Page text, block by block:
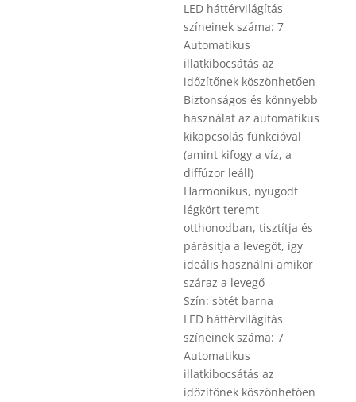
LED háttérvilágítás
színeinek száma: 7
Automatikus
illatkibocsátás az
időzítőnek köszönhetően
Biztonságos és könnyebb
használat az automatikus
kikapcsolás funkcióval
(amint kifogy a víz, a
diffúzor leáll)
Harmonikus, nyugodt
légkört teremt
otthonodban, tisztítja és
párásítja a levegőt, így
ideális használni amikor
száraz a levegő
Szín: sötét barna
LED háttérvilágítás
színeinek száma: 7
Automatikus
illatkibocsátás az
időzítőnek köszönhetően